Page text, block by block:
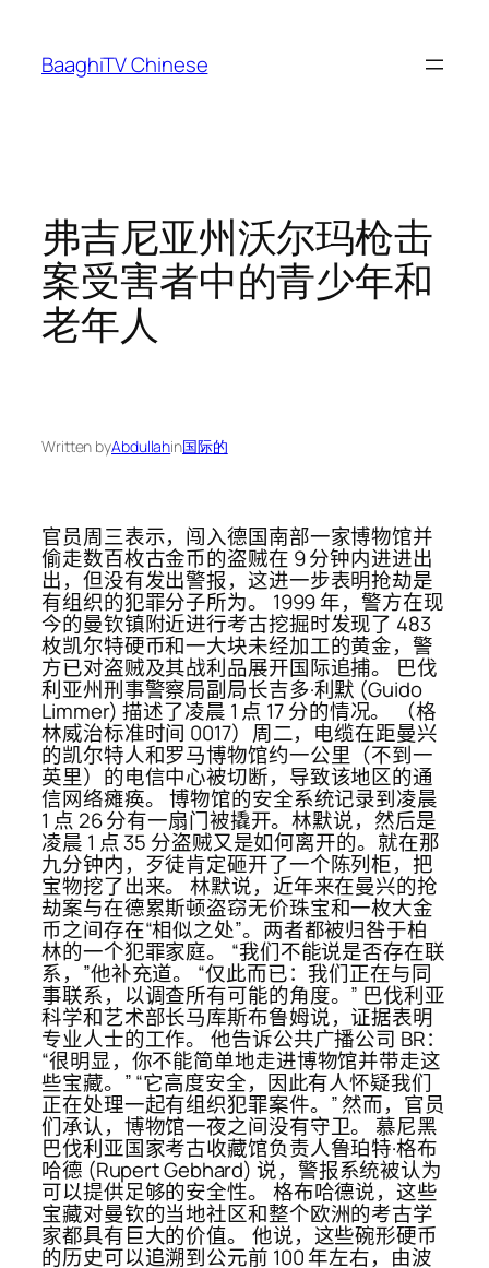
content
BaaghiTV Chinese
弗吉尼亚州沃尔玛枪击
案受害者中的青少年和
老年人
Written byAbdullahin国际的
官员周三表示，闯入德国南部一家博物馆并
偷走数百枚古金币的盗贼在 9 分钟内进进出
出，但没有发出警报，这进一步表明抢劫是
有组织的犯罪分子所为。 1999 年，警方在现
今的曼钦镇附近进行考古挖掘时发现了 483
枚凯尔特硬币和一大块未经加工的黄金，警
方已对盗贼及其战利品展开国际追捕。 巴伐
利亚州刑事警察局副局长吉多·利默 (Guido
Limmer) 描述了凌晨 1 点 17 分的情况。 （格
林威治标准时间 0017）周二，电缆在距曼兴
的凯尔特人和罗马博物馆约一公里（不到一
英里）的电信中心被切断，导致该地区的通
信网络瘫痪。 博物馆的安全系统记录到凌晨
1 点 26 分有一扇门被撬开。林默说，然后是
凌晨 1 点 35 分盗贼又是如何离开的。就在那
九分钟内，歹徒肯定砸开了一个陈列柜，把
宝物挖了出来。 林默说，近年来在曼兴的抢
劫案与在德累斯顿盗窃无价珠宝和一枚大金
币之间存在“相似之处”。两者都被归咎于柏
林的一个犯罪家庭。 “我们不能说是否存在联
系，”他补充道。 “仅此而已：我们正在与同
事联系，以调查所有可能的角度。” 巴伐利亚
科学和艺术部长马库斯布鲁姆说，证据表明
专业人士的工作。 他告诉公共广播公司 BR：
“很明显，你不能简单地走进博物馆并带走这
些宝藏。” “它高度安全，因此有人怀疑我们
正在处理一起有组织犯罪案件。” 然而，官员
们承认，博物馆一夜之间没有守卫。 慕尼黑
巴伐利亚国家考古收藏馆负责人鲁珀特·格布
哈德 (Rupert Gebhard) 说，警报系统被认为
可以提供足够的安全性。 格布哈德说，这些
宝藏对曼钦的当地社区和整个欧洲的考古学
家都具有巨大的价值。 他说，这些碗形硬币
的历史可以追溯到公元前 100 年左右，由波